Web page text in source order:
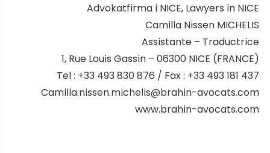
Advokatfirma i NICE, Lawyers in NICE
Camilla Nissen MICHELIS
Assistante – Traductrice
1, Rue Louis Gassin – 06300 NICE (FRANCE)
Tel : +33 493 830 876 / Fax : +33 493 181 437
Camilla.nissen.michelis@brahin-avocats.com
www.brahin-avocats.com